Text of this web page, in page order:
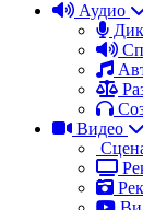
Аудио
Видео